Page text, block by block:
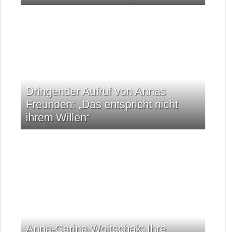
Dringender Aufruf von Annas
Freunden: „Das entspricht nicht
ihrem Willen“
Anna-Carina Woitschak: Ihre